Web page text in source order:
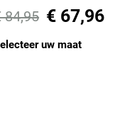
84,95 € 67,96
uw maat